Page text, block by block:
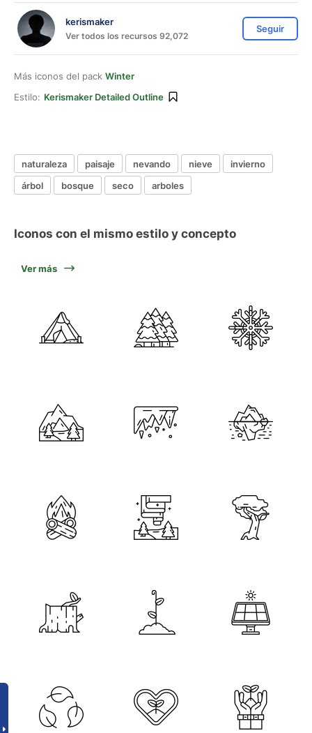
kerismaker
Ver todos los recursos 92,072
Seguir
Más iconos del pack Winter
Estilo: Kerismaker Detailed Outline
naturaleza paisaje nevando nieve
invierno
árbol
bosque seco arboles
Iconos con el mismo estilo y concepto
Ver más